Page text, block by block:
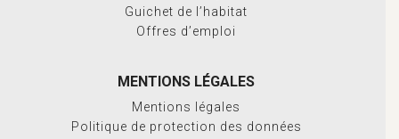
Guichet de l’habitat
Offres d’emploi
MENTIONS LÉGALES
Mentions légales
Politique de protection des données